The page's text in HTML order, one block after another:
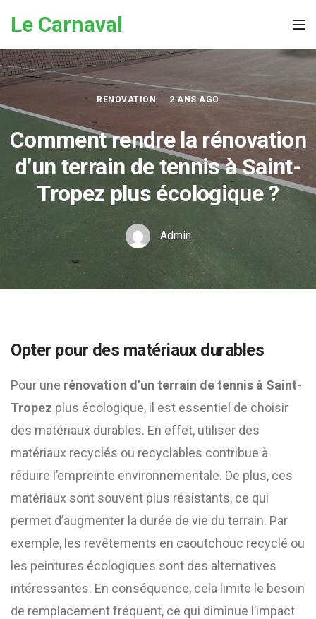
Le Carnaval
RENOVATION 2 ANS AGO
Comment rendre la rénovation
d’un terrain de tennis à Saint-
Tropez plus écologique ?
Admin
Opter pour des matériaux durables
Pour une rénovation d’un terrain de tennis à Saint-
Tropez plus écologique, il est essentiel de choisir
des matériaux durables. En effet, utiliser des
matériaux recyclés ou recyclables contribue à
réduire l’empreinte environnementale. De plus, ces
matériaux sont souvent plus résistants, ce qui
permet d’augmenter la durée de vie du terrain. Par
exemple, les revêtements en caoutchouc recyclé ou
les peintures écologiques sont des alternatives
intéressantes. En conséquence, cela limite le besoin
de remplacement fréquent, ce qui diminue l’impact